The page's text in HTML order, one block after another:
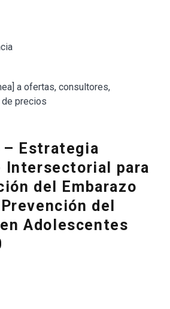
a ofertas, consultores,
precios
– Estrategia
Intersectorial para
del Embarazo
del
Adolescentes